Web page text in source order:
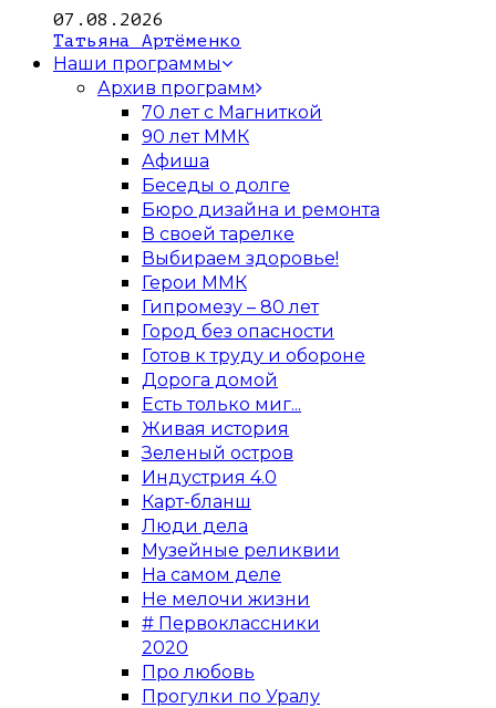
07.08.2026
Татьяна Артёменко
Наши программы
Архив программ
70 лет с Магниткой
90 лет ММК
Афиша
Беседы о долге
Бюро дизайна и ремонта
В своей тарелке
Выбираем здоровье!
Герои ММК
Гипромезу – 80 лет
Город без опасности
Готов к труду и обороне
Дорога домой
Есть только миг...
Живая история
Зеленый остров
Индустрия 4.0
Карт-бланш
Люди дела
Музейные реликвии
На самом деле
Не мелочи жизни
# Первоклассники
2020
Про любовь
Прогулки по Уралу